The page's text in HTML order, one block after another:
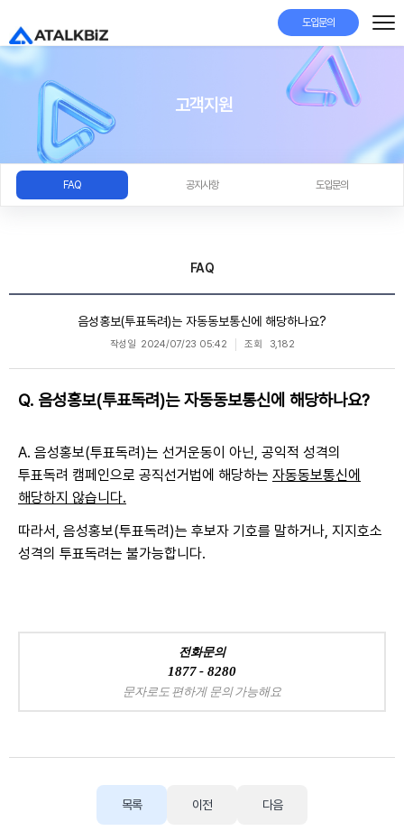
도입문의
고객지원
FAQ 공지사항 도입문의
FAQ
음성홍보(투표독려)는 자동동보통신에 해당하나요?
작성일 2024/07/23 05:42 조회 3,182
Q. 음성홍보(투표독려)는 자동동보통신에 해당하나요?
​A. 음성홍보(투표독려)는 선거운동이 아닌, 공익적 성격의
투표독려 캠페인으로 공직선거법에 해당하는 자동동보통신에
해당하지 않습니다.
따라서, 음성홍보(투표독려)는 후보자 기호를 말하거나, 지지호소
성격의 투표독려는 불가능합니다.
전화문의
1877 - 8280
문자로도 편하게 문의 가능해요
목록 이전 다음